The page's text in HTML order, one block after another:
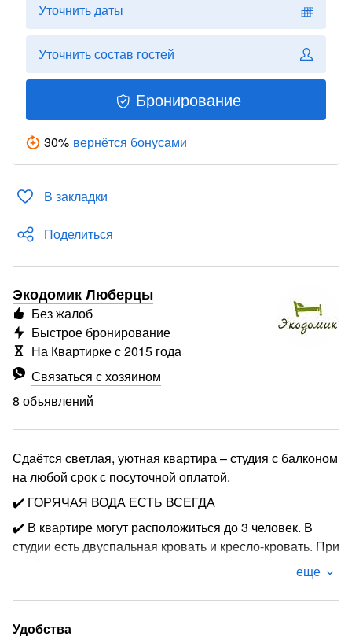
Уточнить даты
Уточнить состав гостей
Бронирование
30% вернётся бонусами
В закладки
Поделиться
Экодомик Люберцы
Связаться с хозяином
8 объявлений
Без жалоб
Быстрое бронирование
На Квартирке с 2015 года
Сдаётся светлая, уютная квартира – студия с балконом
на любой срок с посуточной оплатой.
✔️ ГОРЯЧАЯ ВОДА ЕСТЬ ВСЕГДА
✔️ В квартире могут расположиться до 3 человек. В
студии есть двуспальная кровать и кресло-кровать. При
необходимости, двуспальная кровать раздвигается на
две односпальные и 3 человека могут лечь отдельно.
чайник, плита, духовка. Есть вся необходимая посуда.
еще
Удобства